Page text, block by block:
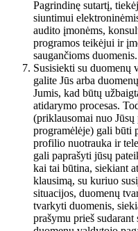
Pagrindinę sutartį,
siuntimui
audito įmonėms,
programos teikėjui ir
saugančioms duomenis.
Susisiekti su duomenų
galite Jūs arba
Jumis, kad būtų
atidarymo procesas.
(priklausomai nuo
programėlėje) gali būti
profilio nuotrauka ir
gali paprašyti jūsų
kai tai būtina, siekiant
klausimą, su kuriuo
situacijos, duomenų
tvarkyti duomenis,
prašymu prieš